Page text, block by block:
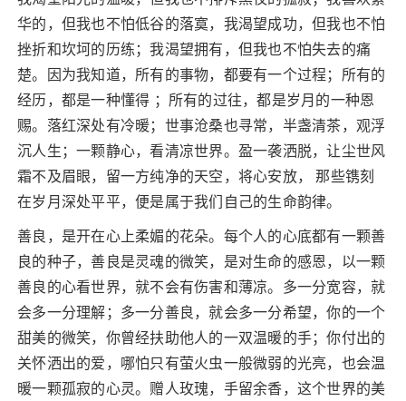
华的，但我也不怕低谷的落寞，我渴望成功，但我也不怕
挫折和坎坷的历练；我渴望拥有，但我也不怕失去的痛
楚。因为我知道，所有的事物，都要有一个过程；所有的
经历，都是一种懂得 ；所有的过往，都是岁月的一种恩
赐。落红深处有冷暖；世事沧桑也寻常，半盏清茶，观浮
沉人生；一颗静心，看清凉世界。盈一袭洒脱，让尘世风
霜不及眉眼，留一方纯净的天空，将心安放， 那些镌刻
在岁月深处平平，便是属于我们自己的生命韵律。
善良，是开在心上柔媚的花朵。每个人的心底都有一颗善
良的种子，善良是灵魂的微笑，是对生命的感恩，以一颗
善良的心看世界，就不会有伤害和薄凉。多一分宽容，就
会多一分理解；多一分善良，就会多一分希望，你的一个
甜美的微笑，你曾经扶助他人的一双温暖的手；你付出的
关怀洒出的爱，哪怕只有萤火虫一般微弱的光亮，也会温
暖一颗孤寂的心灵。赠人玫瑰，手留余香，这个世界的美